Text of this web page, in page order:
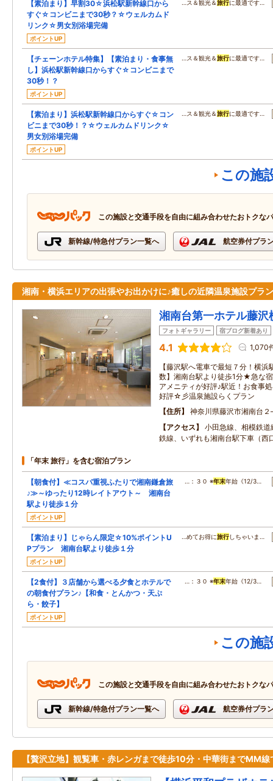
【素泊まり】早割30☆浜松駅新幹線口から
すぐ☆コンビニまで30秒？☆ウェルカムド
リンク☆男女別浴場完備
ポイントUP
…ス＆観光＆旅行に最適です…
【チェーンホテル特集】【素泊まり・食事無
し】浜松駅新幹線口からすぐ☆コンビニまで
30秒！？
ポイントUP
…ス＆観光＆旅行に最適です…
【素泊まり】浜松駅新幹線口からすぐ☆コン
ビニまで30秒！？☆ウェルカムドリンク☆
男女別浴場完備
ポイントUP
…ス＆観光＆旅行に最適です…
この施
この施設と交通手段を自由に組み合わせたおトクな
新幹線/特急付プラン一覧へ 航空券付プラ
湘南・横浜エリアの出張やお出かけに♪癒しの近隣温泉施設プラ
湘南台第一ホテル藤沢
フォトギャラリー 宿ブログ新着あり
4.1 1,070
【藤沢駅へ電車で最短７分！横
数】湘南台駅より徒歩1分★急な
アメニティが好評♪駅近！お食事
好評☆彡温泉施設らくプラン
住所
神奈川県藤沢市湘南台
アクセス
小田急線、相模鉄
鉄線、いずれも湘南台駅下車（西
「年末 旅行」を含む宿泊プラン
【朝食付】≪コスパ重視ふたりで湘南鎌倉旅
♪≫～ゆったり12時レイトアウト～ 湘南台
駅より徒歩１分
ポイントUP
…：３０ ※年末年始《12/3…
【素泊まり】じゃらん限定☆10%ポイントU
Pプラン 湘南台駅より徒歩１分
ポイントUP
…めてお得に旅行しちゃいま…
【2食付】３店舗から選べる夕食とホテルで
の朝食付プラン♪【和食・とんかつ・天ぷ
ら・餃子】
ポイントUP
…：３０ ※年末年始《12/3…
この施
この施設と交通手段を自由に組み合わせたおトクな
新幹線/特急付プラン一覧へ 航空券付プラ
【贅沢立地】観覧車・赤レンガまで徒歩10分・中華街までMM線